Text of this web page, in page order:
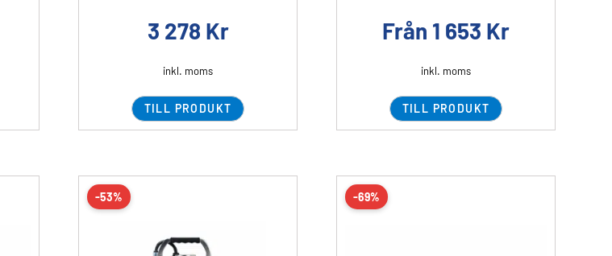
3 278 Kr
inkl. moms
TILL PRODUKT
Från 1 653 Kr
inkl. moms
TILL PRODUKT
-53% -69%